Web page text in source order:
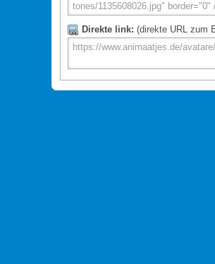
Direkte link: (direkte URL zum